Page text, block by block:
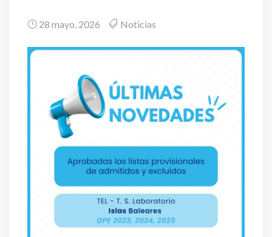
28 mayo, 2026 Noticias